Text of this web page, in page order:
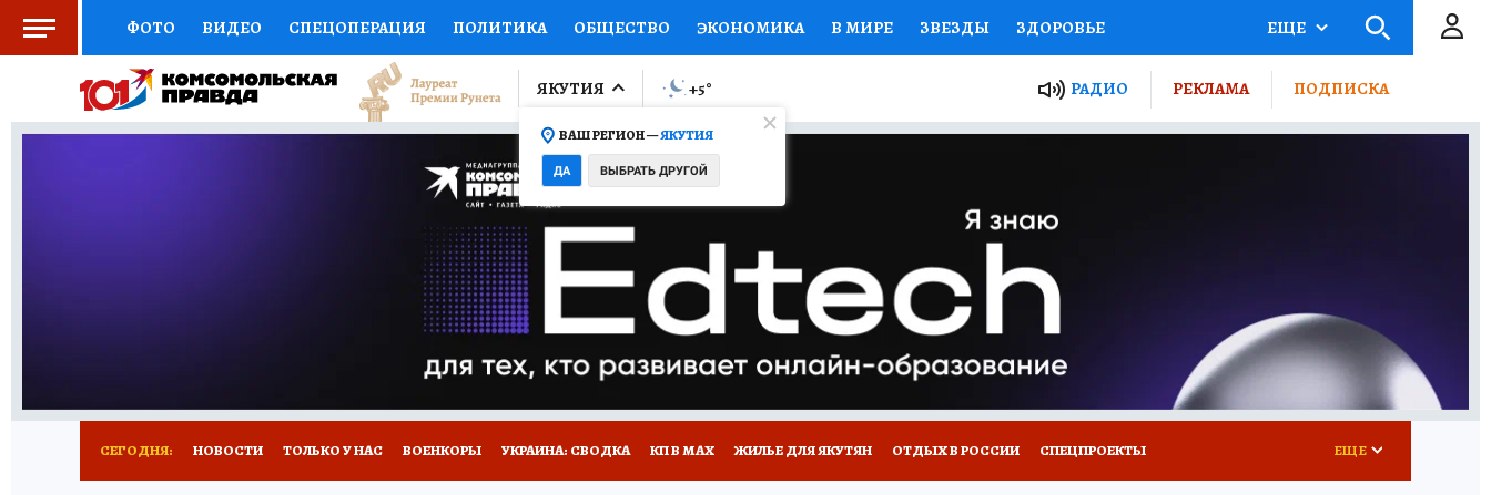
ФОТО ВИДЕО СПЕЦОПЕРАЦИЯ ПОЛИТИКА ОБЩЕСТВО ЭКОНОМИКА В МИРЕ ЗВЕЗДЫ ЗДОРОВЬЕ
СОЦПОДДЕРЖКА НАУКА СПОРТ КОЛУМНИСТЫ ПРОИСШЕСТВИЯ НАЦИОНАЛЬНЫЕ ПРОЕКТЫ РОССИИ
ВЫБОР ЭКСПЕРТОВ ДОКТОР ФИНАНСЫ ОТКРЫВАЕМ МИР Я ЗНАЮ СЕМЬЯ ЖЕНСКИЕ СЕКРЕТЫ ПУТЕВОДИТЕЛЬ
ПРОГНОЗЫ НА СПОРТ ПРОМОКОДЫ СЕРИАЛЫ
ТЕЛЕВИЗОР КОЛЛЕКЦИИ КОНКУРСЫ ГИД ПОТРЕБИТЕЛЯ
НОВОЕ НА САЙТЕ
ЕЩЕ
ЯКУТИЯ
ВАШ РЕГИОН —ЯКУТИЯ
ДА ВЫБРАТЬ ДРУГОЙ
+5° РАДИО РЕКЛАМА ПОДПИСКА
СЕГОДНЯ: НОВОСТИ ТОЛЬКО У НАС ВОЕНКОРЫ УКРАИНА: СВОДКА КП В МАХ ЖИЛЬЕ ДЛЯ ЯКУТЯН ОТДЫХ В РОССИИ СПЕЦПРОЕКТЫ ЕЩЕ